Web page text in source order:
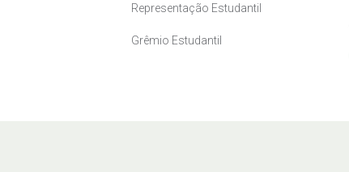
Representação Estudantil
Grêmio Estudantil